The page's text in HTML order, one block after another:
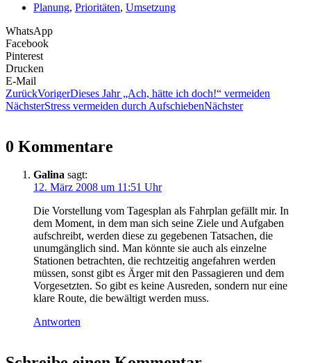
Planung, Prioritäten, Umsetzung
WhatsApp
Facebook
Pinterest
Drucken
E-Mail
ZurückVorigerDieses Jahr „Ach, hätte ich doch!“ vermeiden
NächsterStress vermeiden durch AufschiebenNächster
0 Kommentare
Galina sagt:
12. März 2008 um 11:51 Uhr
Die Vorstellung vom Tagesplan als Fahrplan gefällt mir. In
dem Moment, in dem man sich seine Ziele und Aufgaben
aufschreibt, werden diese zu gegebenen Tatsachen, die
unumgänglich sind. Man könnte sie auch als einzelne
Stationen betrachten, die rechtzeitig angefahren werden
müssen, sonst gibt es Ärger mit den Passagieren und dem
Vorgesetzten. So gibt es keine Ausreden, sondern nur eine
klare Route, die bewältigt werden muss.
Antworten